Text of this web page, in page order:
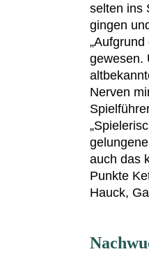
selten ins
gingen
gewesen.
Nerven
auch das
Punkte
Hauck,